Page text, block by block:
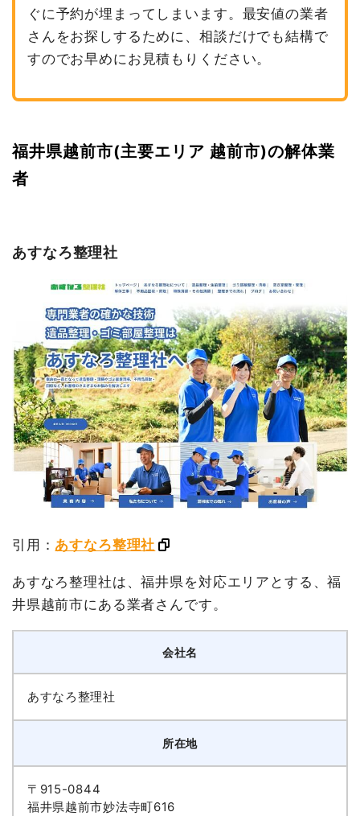
ぐに予約が埋まってしまいます。最安値の業者
さんをお探しするために、相談だけでも結構で
すのでお早めにお見積もりください。
福井県越前市(主要エリア 越前市)の解体業
者
あすなろ整理社
引用： あすなろ整理社
あすなろ整理社は、福井県を対応エリアとする、福
井県越前市にある業者さんです。
会社名
あすなろ整理社
所在地
〒915-0844
福井県越前市妙法寺町616